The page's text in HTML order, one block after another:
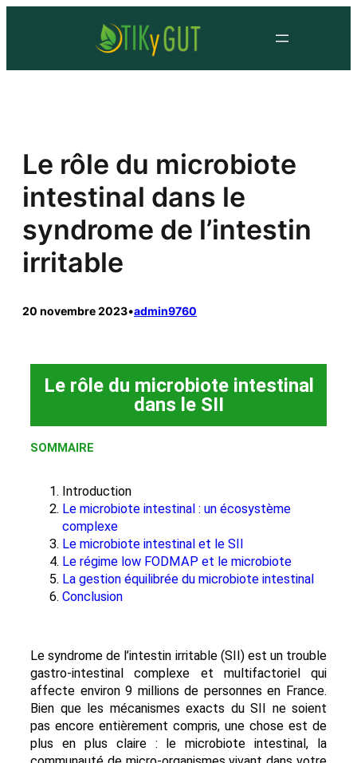
Le rôle du microbiote
intestinal dans le
syndrome de l’intestin
irritable
20 novembre 2023•admin9760
Le rôle du microbiote intestinal
dans le SII
SOMMAIRE
Introduction
Le microbiote intestinal : un écosystème
complexe
Le microbiote intestinal et le SII
Le régime low FODMAP et le microbiote
La gestion équilibrée du microbiote intestinal
Conclusion
Le syndrome de l’intestin irritable (SII) est un trouble
gastro-intestinal complexe et multifactoriel qui
affecte environ 9 millions de personnes en France.
Bien que les mécanismes exacts du SII ne soient
pas encore entièrement compris, une chose est de
plus en plus claire : le microbiote intestinal, la